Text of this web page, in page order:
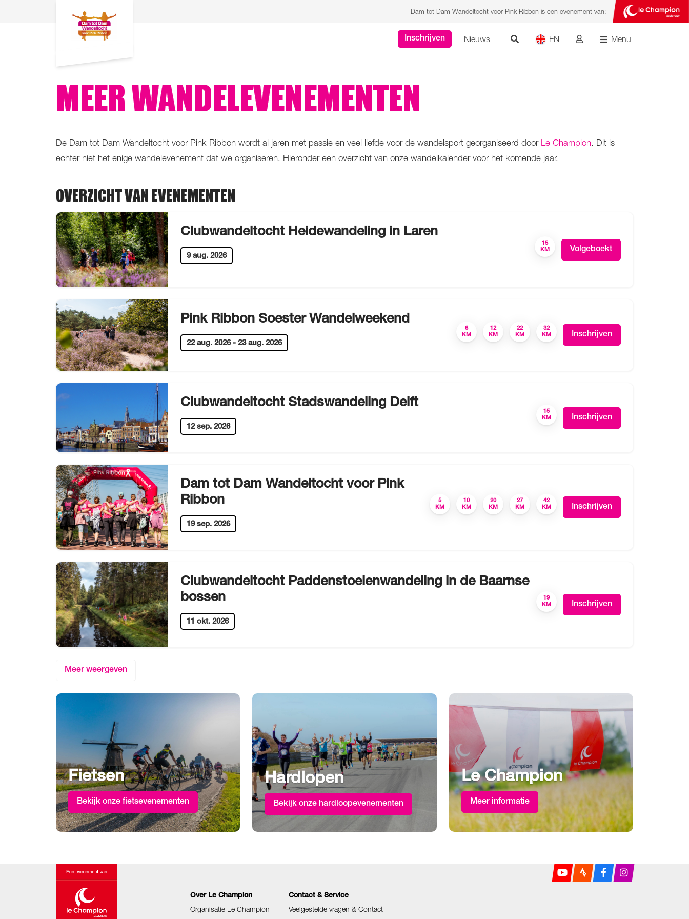
Dam tot Dam Wandeltocht voor Pink Ribbon is een evenement van:
Inschrijven Nieuws EN Menu
MEER WANDELEVENEMENTEN
De Dam tot Dam Wandeltocht voor Pink Ribbon wordt al jaren met passie en veel liefde voor de wandelsport georganiseerd door Le Champion. Dit is
echter niet het enige wandelevenement dat we organiseren. Hieronder een overzicht van onze wandelkalender voor het komende jaar.
OVERZICHT VAN EVENEMENTEN
Clubwandeltocht Heidewandeling in Laren
9 aug. 2026
15
KM
Volgeboekt
Pink Ribbon Soester Wandelweekend
22 aug. 2026-23 aug. 2026
6
KM
12
KM
22
KM
32
KM
Inschrijven
Clubwandeltocht Stadswandeling Delft
12 sep. 2026
15
KM
Inschrijven
Dam tot Dam Wandeltocht voor Pink
Ribbon
19 sep. 2026
5
KM
10
KM
20
KM
27
KM
42
KM
Inschrijven
Clubwandeltocht Paddenstoelenwandeling in de Baarnse
bossen
11 okt. 2026
19
KM
Inschrijven
Meer weergeven
Fietsen
Bekijk onze fietsevenementen
Hardlopen
Bekijk onze hardloopevenementen
Le Champion
Meer informatie
Over Le Champion
Organisatie Le Champion
Contact & Service
Veelgestelde vragen & Contact